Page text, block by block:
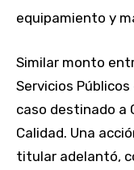
equipamiento y
Similar monto
Servicios
caso destinado a
Calidad. Una
titular adelantó,